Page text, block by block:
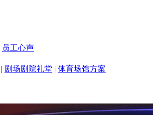
员工心声
| 剧场剧院礼堂 | 体育场馆方案